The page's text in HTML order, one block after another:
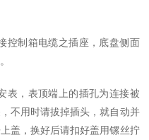
控制箱电缆之插座，底盘侧面
表，表顶端上的插孔为连接被
不用时请拔掉插头，就自动并
盖，换好后请扣好盖用镙丝拧